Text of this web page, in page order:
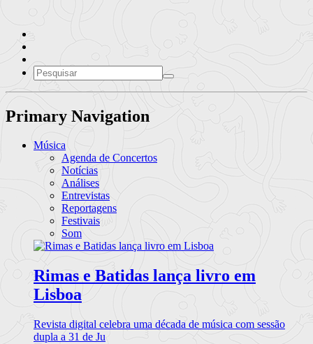
Primary Navigation
Música
Agenda de Concertos
Notícias
Análises
Entrevistas
Reportagens
Festivais
Som
Rimas e Batidas lança livro em
Lisboa
Revista digital celebra uma década de música com sessão
dupla a 31 de Ju